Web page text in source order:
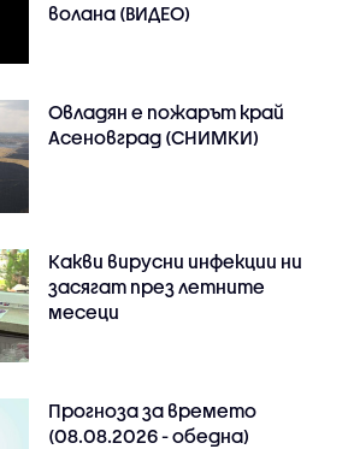
волана (ВИДЕО)
Овладян е пожарът край
Асеновград (СНИМКИ)
Какви вирусни инфекции ни
засягат през летните
месеци
Прогноза за времето
(08.08.2026 - обедна)